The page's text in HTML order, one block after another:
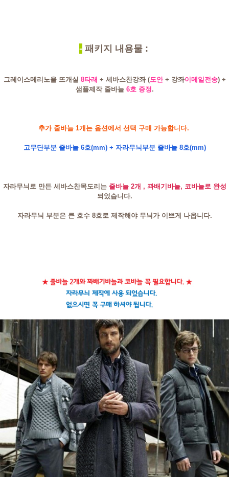
- 패키지 내용물 :
그레이스메리노울 뜨개실 8타래 + 세바스찬강좌 (도안+ 강좌이메일전송) +
샘플제작 줄바늘 6호 증정.
추가 줄바늘 1개는 옵션에서 선택 구매 가능합니다.
고무단부분 줄바늘 6호(mm) + 자라무늬부분 줄바늘 8호(mm)
자라무늬로 만든 세바스찬목도리는 줄바늘 2개 , 꽈배기바늘, 코바늘로 완성
되었습니다.
자라무늬 부분은 큰 호수 8호로 제작해야 무늬가 이쁘게 나옵니다.